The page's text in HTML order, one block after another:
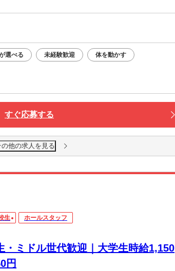
選べる 未経験歓迎 体を動かす
すぐ応募する
他の求人を見る
生 ホールスタッフ
・ミドル世代歓迎｜大学生時給1,150
円